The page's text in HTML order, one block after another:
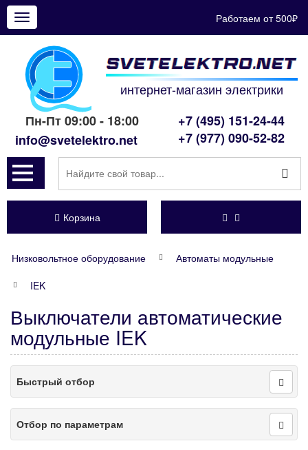
Показать
меню
Работаем от 500₽
интернет-магазин электрики
Пн-Пт 09:00 - 18:00
info@svetelektro.net
+7 (495) 151-24-44
+7 (977) 090-52-82
Корзина
Низковольтное оборудование
Автоматы модульные
IEK
Выключатели автоматические
модульные IEK
Быстрый отбор
Отбор по параметрам